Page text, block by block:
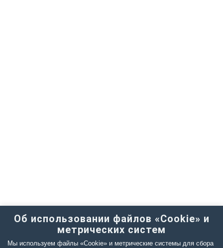
Об использовании файлов «Cookie» и
метрических систем
Мы используем файлы «Cookie» и метрические системы для сбора